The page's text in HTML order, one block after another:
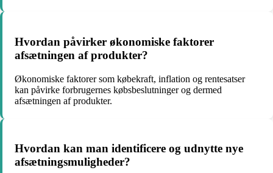
Hvordan påvirker økonomiske faktorer
afsætningen af produkter?
Økonomiske faktorer som købekraft, inflation og rentesatser
kan påvirke forbrugernes købsbeslutninger og dermed
afsætningen af produkter.
Hvordan kan man identificere og udnytte nye
afsætningsmuligheder?